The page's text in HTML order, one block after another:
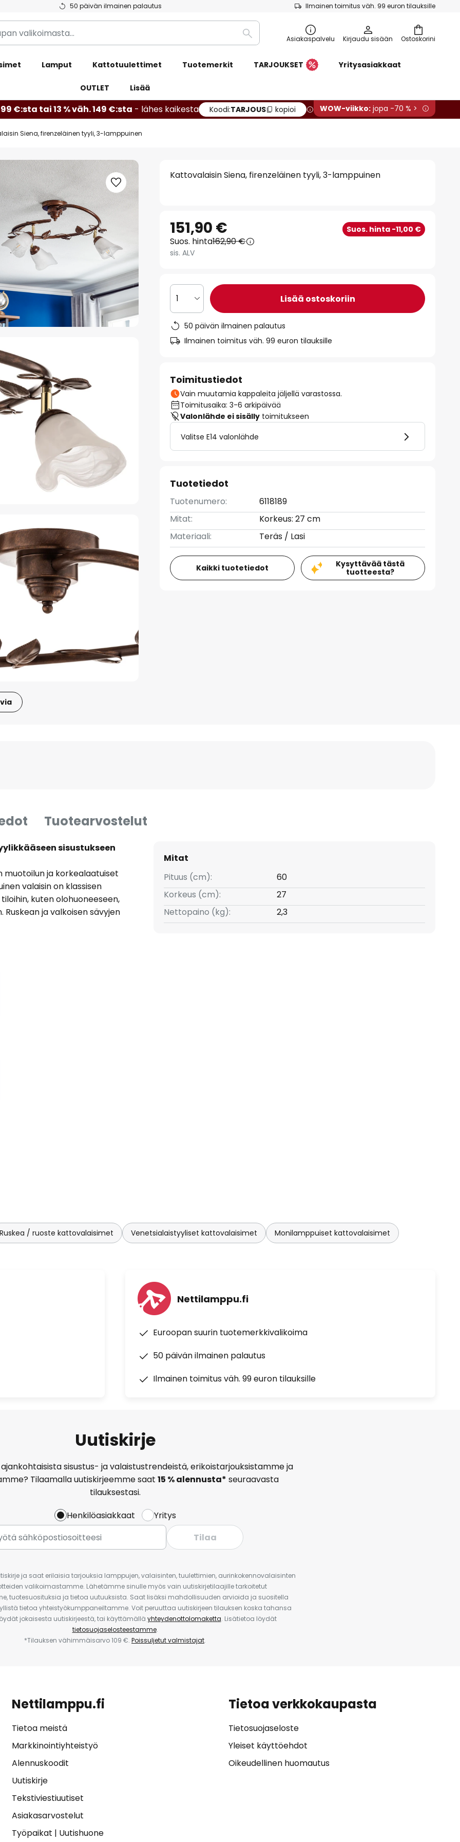
50 päivän ilmainen palautus Ilmainen toimitus väh. 99 euron tilauksille
Ostoskorini
Etsi Asiakaspalvelu Kirjaudu sisään
Lamput Kattotuulettimet Tuotemerkit TARJOUKSET Yritysasiakkaat
OUTLET Lisää
€:sta tai 13 % väh. 149 €:sta - lähes kaikesta Koodi:TARJOUS kopioi WOW-viikko: jopa -70 % >
Siena, firenzeläinen tyyli, 3-lamppuinen
Kattovalaisin Siena, firenzeläinen tyyli, 3-lamppuinen
151,90 € Suos. hinta -11,00 €
Suos. hinta162,90 €
sis. ALV
1 Lisää ostoskoriin
50 päivän ilmainen palautus
Ilmainen toimitus väh. 99 euron tilauksille
Toimitustiedot
Vain muutamia kappaleita jäljellä varastossa.
Toimitusaika: 3-6 arkipäivää
Valonlähde ei sisälly toimitukseen
Valitse E14 valonlähde
Tuotetiedot
Tuotenumero:
6118189
Mitat:
Korkeus: 27 cm
Materiaali:
Teräs / Lasi
Kaikki tuotetiedot
Kysyttävää tästä
tuotteesta?
Tuotearvostelut
sisustukseen
muotoilun ja korkealaatuiset
valaisin on klassisen
kuten olohuoneeseen,
ja valkoisen sävyjen
tuo jokaiseen huoneeseen
valon voimakkuuden
on lisäksi
Kattovalaisin Siena
olla sekä rauhoittava että
Mitat
Pituus (cm):
60
Korkeus (cm):
27
Nettopaino (kg):
2,3
Ruskea / ruoste kattovalaisimet Venetsialaistyyliset kattovalaisimet Monilamppuiset kattovalaisimet
Nettilamppu.fi
Euroopan suurin tuotemerkkivalikoima
50 päivän ilmainen palautus
Ilmainen toimitus väh. 99 euron tilauksille
Uutiskirje
sisustus- ja valaistustrendeistä, erikoistarjouksistamme ja
Tilaamalla uutiskirjeemme saat 15 % alennusta* seuraavasta
tilauksestasi.
Henkilöasiakkaat
Yritys
Tilaa
ja saat erilaisia tarjouksia lamppujen, valaisinten, tuulettimien, aurinkokennovalaisinten
valikoimastamme. Lähetämme sinulle myös vain uutiskirjetilaajille tarkoitetut
tuotesuosituksia ja tietoa uutuuksista. Saat lisäksi mahdollisuuden arvioida ja suositella
tietoa yhteistyökumppaneiltamme. Voit peruuttaa uutiskirjeen tilauksen koska tahansa
jokaisesta uutiskirjeestä, tai käyttämällä yhteydenottolomaketta. Lisätietoa löydät
tietosuojaselosteestamme.
*Tilauksen vähimmäisarvo 109 €. Poissuljetut valmistajat.
Nettilamppu.fi
Tietoa meistä
Markkinointiyhteistyö
Alennuskoodit
Uutiskirje
Tekstiviestiuutiset
Asiakasarvostelut
Työpaikat | Uutishuone
Tietoa verkkokaupasta
Tietosuojaseloste
Yleiset käyttöehdot
Oikeudellinen huomautus